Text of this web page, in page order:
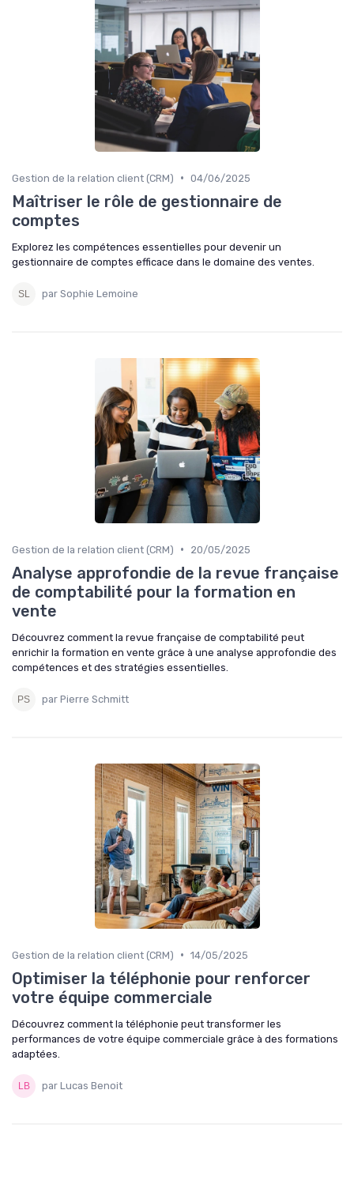
Gestion de la relation client (CRM) • 04/06/2025
Maîtriser le rôle de gestionnaire de
comptes
Explorez les compétences essentielles pour devenir un
gestionnaire de comptes efficace dans le domaine des ventes.
par Sophie Lemoine
Gestion de la relation client (CRM) • 20/05/2025
Analyse approfondie de la revue française
de comptabilité pour la formation en
vente
Découvrez comment la revue française de comptabilité peut
enrichir la formation en vente grâce à une analyse approfondie des
compétences et des stratégies essentielles.
par Pierre Schmitt
Gestion de la relation client (CRM) • 14/05/2025
Optimiser la téléphonie pour renforcer
votre équipe commerciale
Découvrez comment la téléphonie peut transformer les
performances de votre équipe commerciale grâce à des formations
adaptées.
par Lucas Benoit